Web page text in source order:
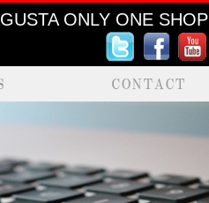
ONLY ONE SHOP